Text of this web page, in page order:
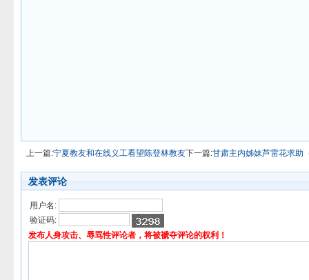
上一篇:宁夏教友和在线义工看望陈登林教友下一篇:甘肃主内姊妹芦雷花求助
发表评论
用户名:
验证码:
发布人身攻击、辱骂性评论者，将被褫夺评论的权利！